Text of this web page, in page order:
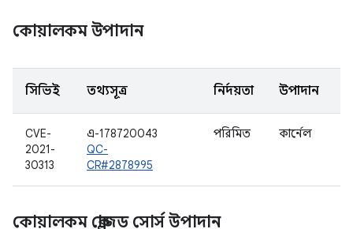
কোয়ালকম উপাদান
সিভিই তথ্যসূত্র নির্দয়তা উপাদান
CVE-
2021-
30313
এ-178720043
QC-
CR#2878995
পরিমিত কার্নেল
কোয়ালকম ক্লোজড সোর্স উপাদান